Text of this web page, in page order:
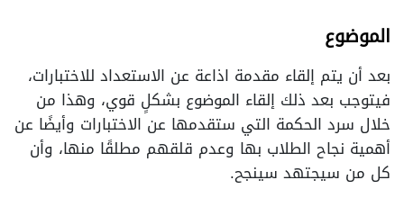
الموضوع
بعد أن يتم إلقاء مقدمة اذاعة عن الاستعداد للاختبارات،
فيتوجب بعد ذلك إلقاء الموضوع بشكلٍ قوي، وهذا من
خلال سرد الحكمة التي ستقدمها عن الاختبارات وأيضًا عن
أهمية نجاح الطلاب بها وعدم قلقهم مطلقًا منها، وأن
كل من سيجتهد سينجح.